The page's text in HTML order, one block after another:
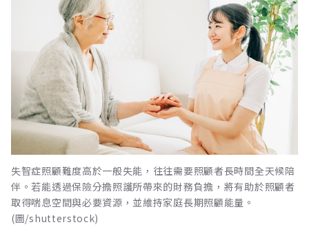
失智症照顧難度高於一般失能，往往需要照顧者長時間全天候陪
伴。若能透過保險分擔照護所帶來的財務負擔，將有助於照顧者
取得喘息空間與必要資源，並維持家庭長期照顧能量。
(圖/shutterstock)